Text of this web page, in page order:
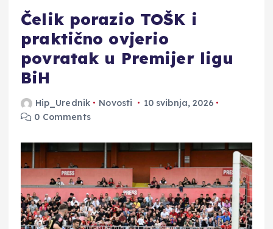
Čelik porazio TOŠK i
praktično ovjerio
povratak u Premijer ligu
BiH
Hip_Urednik Novosti
10 svibnja, 2026
0 Comments